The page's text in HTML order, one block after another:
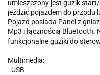
umieszczony jest guzik
jeździć pojazdem do przodu
Pojazd posiada Panel z
Mp3 i łącznością Bluetooth.
funkcjonalne guziki do
Multimedia:
- USB